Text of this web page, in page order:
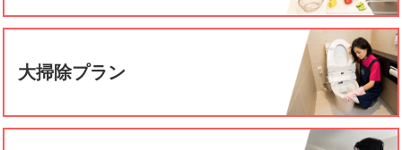
大掃除プラン